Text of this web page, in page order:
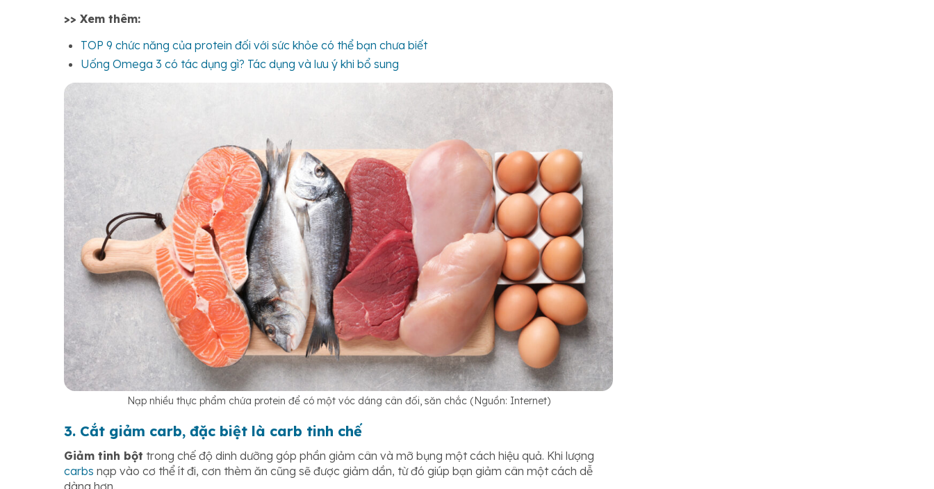
>> Xem thêm:
TOP 9 chức năng của protein đối với sức khỏe có thể bạn chưa biết
Uống Omega 3 có tác dụng gì? Tác dụng và lưu ý khi bổ sung
Nạp nhiều thực phẩm chứa protein để có một vóc dáng cân đối, săn chắc (Nguồn: Internet)
3. Cắt giảm carb, đặc biệt là carb tinh chế
Giảm tinh bột trong chế độ dinh dưỡng góp phần giảm cân và mỡ bụng một cách hiệu quả. Khi lượng
carbs nạp vào cơ thể ít đi, cơn thèm ăn cũng sẽ được giảm dần, từ đó giúp bạn giảm cân một cách dễ